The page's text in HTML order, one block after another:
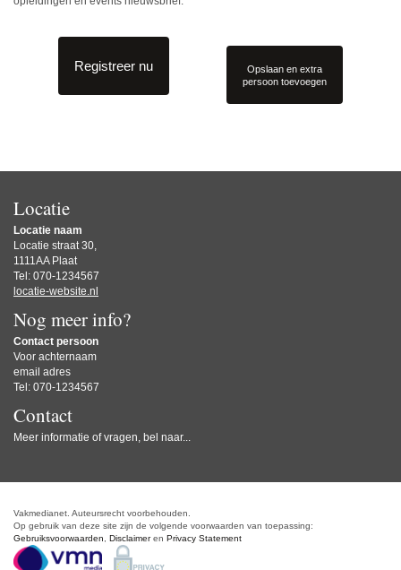
Registreer nu
Opslaan en extra
persoon toevoegen
Locatie
Locatie naam
Locatie straat 30,
1111AA Plaat
Tel: 070-1234567
locatie-website.nl
Nog meer info?
Contact persoon
Voor achternaam
email adres
Tel: 070-1234567
Contact
Meer informatie of vragen, bel naar...
Vakmedianet. Auteursrecht voorbehouden.
Op gebruik van deze site zijn de volgende voorwaarden van toepassing:
Gebruiksvoorwaarden
Disclaimeren Privacy Statement